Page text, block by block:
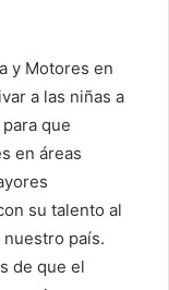
y Motores en
a las niñas a
que
en áreas
su talento al
país.
de que el